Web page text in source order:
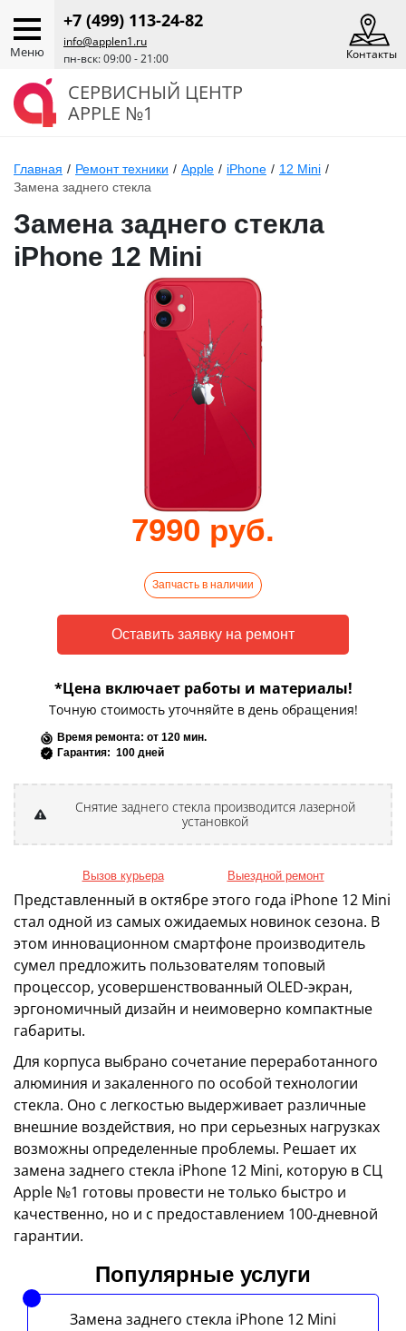
Меню
+7 (499) 113-24-82
info@applen1.ru
пн-вск: 09:00 - 21:00
Контакты
СЕРВИСНЫЙ ЦЕНТР
APPLE №1
Главная / Ремонт техники / Apple / iPhone / 12 Mini /
Замена заднего стекла
Замена заднего стекла
iPhone 12 Mini
7990 руб.
Запчасть в наличии
*Цена включает работы и материалы!
Точную стоимость уточняйте в день обращения!
Время ремонта: от 120 мин.
Гарантия: 100 дней
Снятие заднего стекла производится лазерной
установкой
Вызов курьера Выездной ремонт
Представленный в октябре этого года iPhone 12 Mini
стал одной из самых ожидаемых новинок сезона. В
этом инновационном смартфоне производитель
сумел предложить пользователям топовый
процессор, усовершенствованный OLED-экран,
эргономичный дизайн и неимоверно компактные
габариты.
Для корпуса выбрано сочетание переработанного
алюминия и закаленного по особой технологии
стекла. Оно с легкостью выдерживает различные
внешние воздействия, но при серьезных нагрузках
возможны определенные проблемы. Решает их
замена заднего стекла iPhone 12 Mini, которую в СЦ
Apple №1 готовы провести не только быстро и
качественно, но и с предоставлением 100-дневной
гарантии.
Популярные услуги
Замена заднего стекла iPhone 12 Mini